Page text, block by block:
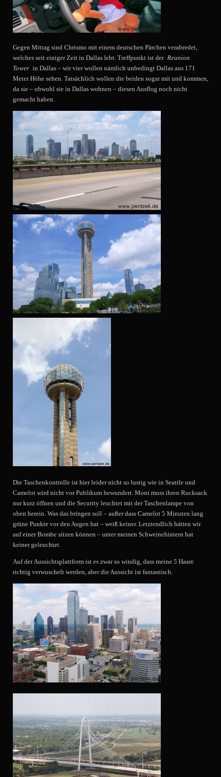
Gegen Mittag sind Chrismo mit einem deutschen Pärchen verabredet,
welches seit einiger Zeit in Dallas lebt. Treffpunkt ist der Reunion
Tower in Dallas – wir vier wollen nämlich unbedingt Dallas aus 171
Meter Höhe sehen. Tatsächlich wollen die beiden sogar mit und kommen,
da sie – obwohl sie in Dallas wohnen – diesen Ausflug noch nicht
gemacht haben.
Die Taschenkontrolle ist hier leider nicht so lustig wie in Seattle und
Camelot wird nicht vor Publikum bewundert. Moni muss ihren Rucksack
nur kurz öffnen und die Security leuchtet mit der Taschenlampe von
oben herein. Was das bringen soll – außer dass Camelot 5 Minuten lang
grüne Punkte vor den Augen hat – weiß keiner. Letztendlich hätten wir
auf einer Bombe sitzen können – unter meinen Schweinehintern hat
keiner geleuchtet.
Auf der Aussichtsplattform ist es zwar so windig, dass meine 5 Haare
richtig verwuschelt werden, aber die Aussicht ist fantastisch.